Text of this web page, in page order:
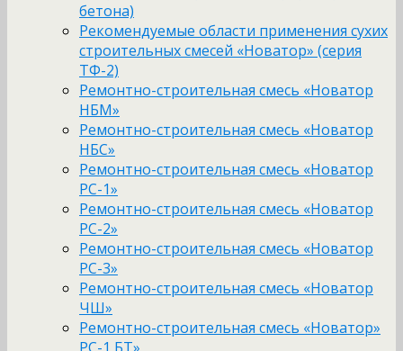
бетона)
Рекомендуемые области применения сухих
строительных смесей «Новатор» (серия
ТФ-2)
Ремонтно-строительная смесь «Новатор
НБМ»
Ремонтно-строительная смесь «Новатор
НБС»
Ремонтно-строительная смесь «Новатор
РС-1»
Ремонтно-строительная смесь «Новатор
РС-2»
Ремонтно-строительная смесь «Новатор
РС-3»
Ремонтно-строительная смесь «Новатор
ЧШ»
Ремонтно-строительная смесь «Новатор»
РС-1 БТ»